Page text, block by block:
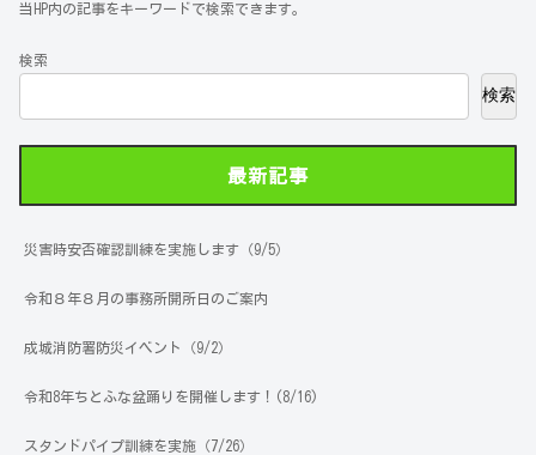
当HP内の記事をキーワードで検索できます。
検索
検索
最新記事
災害時安否確認訓練を実施します（9/5）
令和８年８月の事務所開所日のご案内
成城消防署防災イベント（9/2）
令和8年ちとふな盆踊りを開催します！(8/16)
スタンドパイプ訓練を実施（7/26）